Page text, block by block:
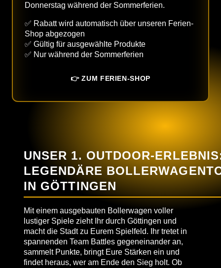
Donnerstag während der Sommerferien.
✅ Rabatt wird automatisch über unseren Ferien-
Shop abgezogen
✅ Gültig für ausgewählte Produkte
✅ Nur während der Sommerferien
👉 ZUM FERIEN-SHOP
UNSER 1. OUTDOOR-
LEGENDÄRE
IN GÖTTINGEN
Mit einem ausgebauten Bollerwagen voller
lustiger Spiele zieht Ihr durch Göttingen und
macht die Stadt zu Eurem Spielfeld. Ihr tretet in
spannenden Team Battles gegeneinander an,
sammelt Punkte, bringt Eure Stärken ein und
findet heraus, wer am Ende den Sieg holt. Ob